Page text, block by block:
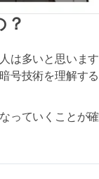
？
は多いと思います
号技術を理解する
っていくことが確